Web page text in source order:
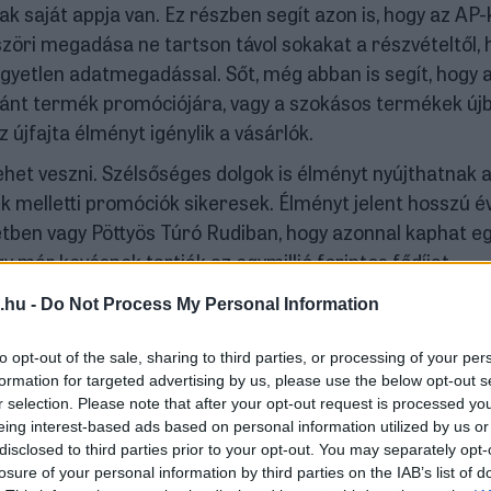
- Do Not Process My Personal Information
opt-out of the sale, sharing to third parties, or processing of your
for targeted advertising by us, please use the below opt-out
selection. Please note that after your opt-out request is processed
interest-based ads based on personal information utilized by us
to third parties prior to your opt-out. You may separately
of your personal information by third parties on the IAB’s list of
saját appja van. Ez részben segít azon is, hogy az
megadása ne tartson távol sokakat a részvételtől,
adatmegadással. Sőt, még abban is segít, hogy a
termék promóciójára, vagy a szokásos termékek
újfajta élményt igénylik a vásárlók.
veszni. Szélsőséges dolgok is élményt nyújthatnak a
melletti promóciók sikeresek. Élményt jelent hosszú
vagy Pöttyös Túró Rudiban, hogy azonnal kaphat
már kevésnek tartják az egymillió forintos fődíjat.
de többeket vonz egy pár milliós szabadon
értékű személyautó. A covidos évek után újra
és mennyi időre – és minderről előre kérnek
gyűjteni, de nem kedvelik, ha az elvárások
könnyen elérhető ajándék a kezdeti belépésnél
a vásárlótól, annál inkább emelni kell a tétet, hogy
is játszani. Ha folyamatosan nem tud élményt